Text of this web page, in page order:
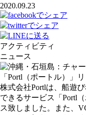
2020.09.23
アクティビティ
ニュース
株式会社Portlは、船遊
できるサービス「Portl
ス致しました。また、